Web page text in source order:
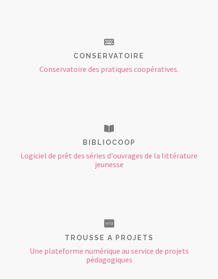
CONSERVATOIRE
Conservatoire des pratiques coopératives.
BIBLIOCOOP
Logiciel de prêt des séries d'ouvrages de la littérature
jeunesse
TROUSSE A PROJETS
Une plateforme numérique au service de projets
pédagogiques